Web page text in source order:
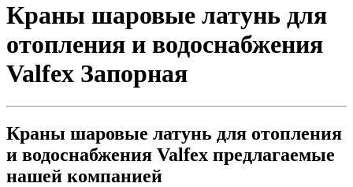
Краны шаровые латунь для
отопления и водоснабжения
Valfex Запорная
Краны шаровые латунь для отопления
и водоснабжения Valfex предлагаемые
нашей компанией